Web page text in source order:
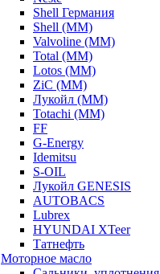
Shell Германия
Shell (ММ)
Valvoline (ММ)
Total (ММ)
Lotos (ММ)
ZiC (ММ)
Лукойл (ММ)
Totachi (MM)
FF
G-Energy
Idemitsu
S-OIL
Лукойл GENESIS
AUTOBACS
Lubrex
HYUNDAI XTeer
Татнефть
Моторное масло